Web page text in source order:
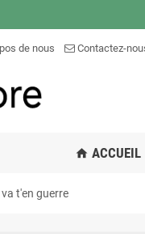
de nous Contactez-
home ACCUEIL
va t'en guerre